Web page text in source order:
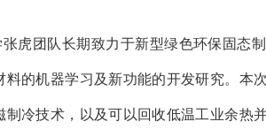
虎团队长期致力于新型绿色环保固态
料的机器学习及新功能的开发研究。本
制冷技术，以及可以回收低温工业余热